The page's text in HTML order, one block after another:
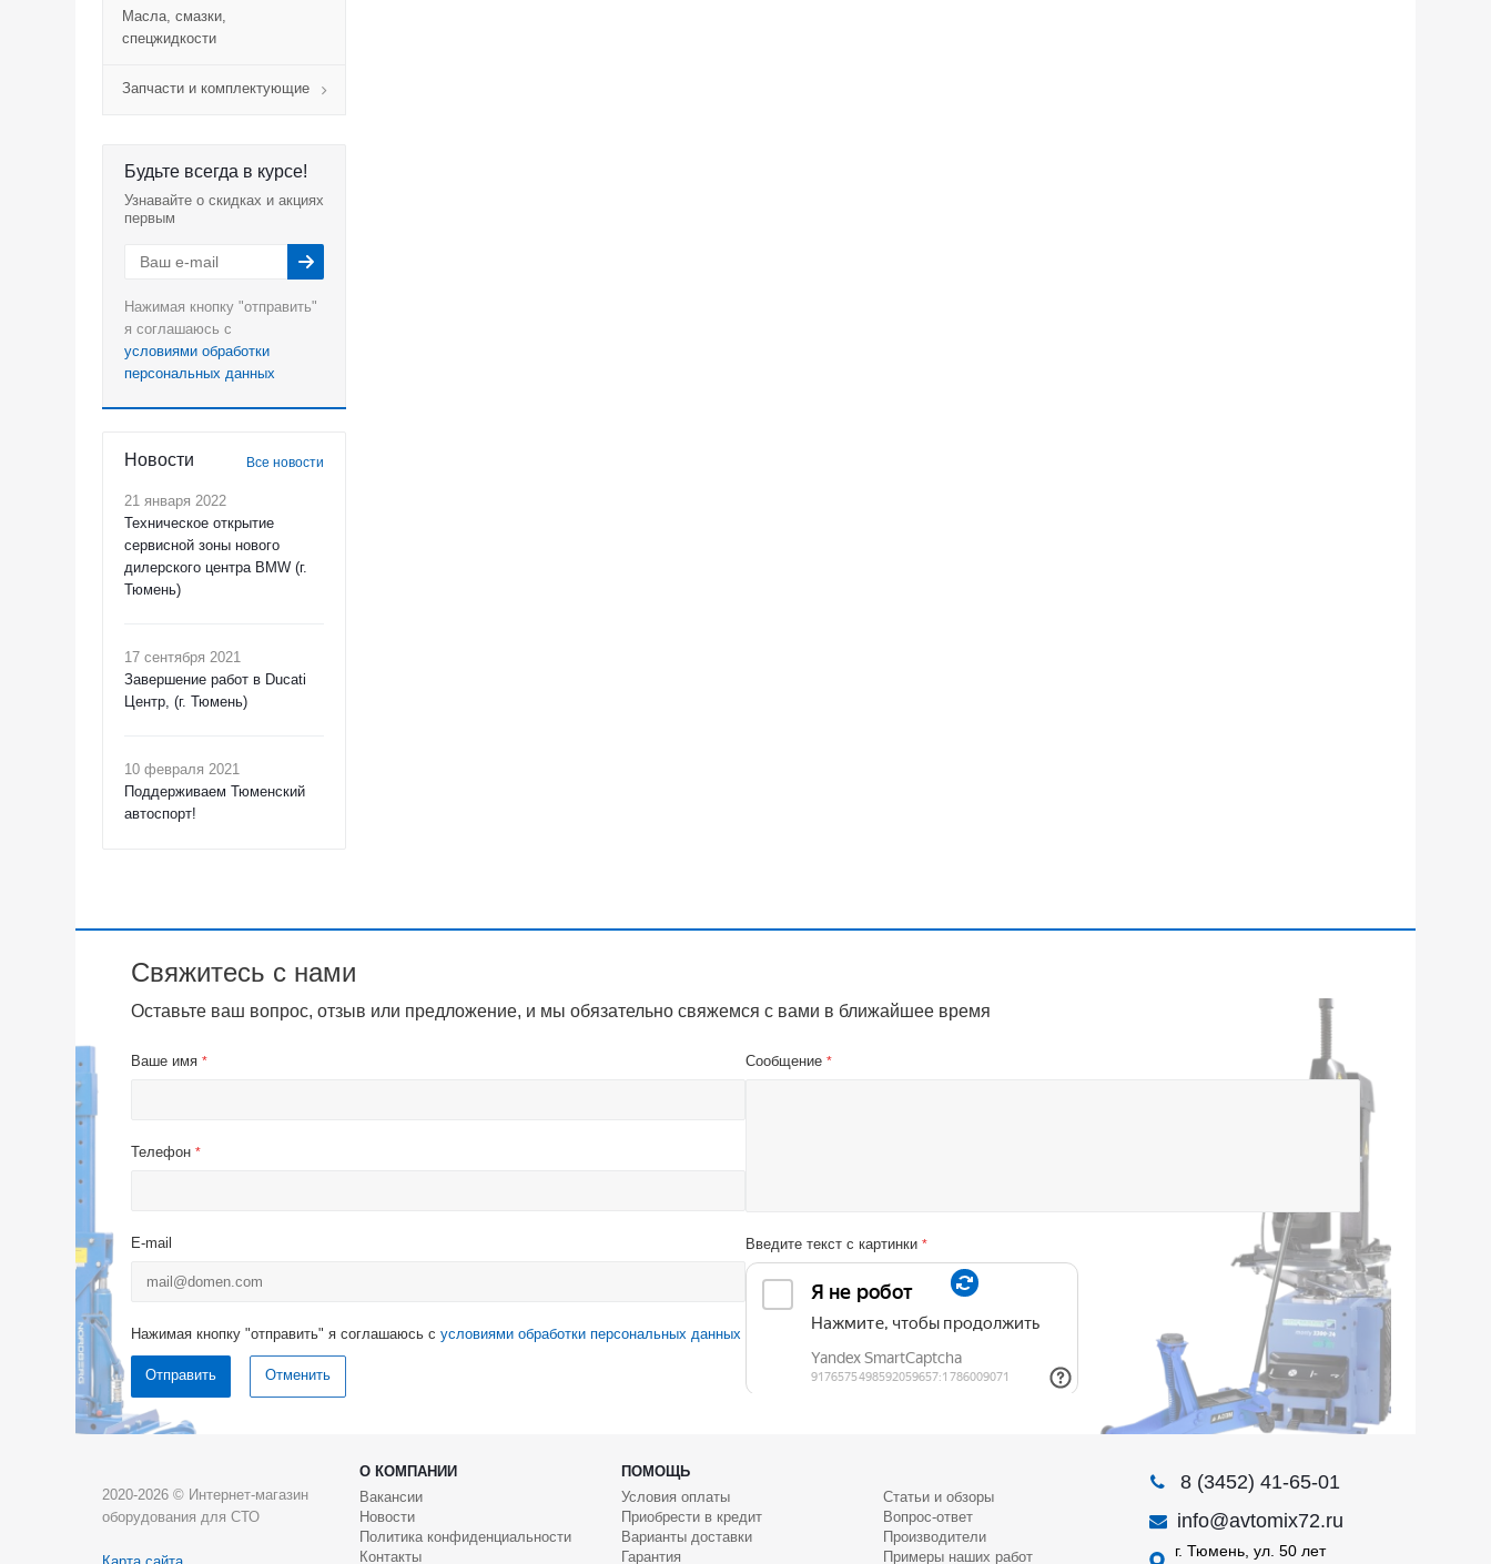
Масла, смазки,
спецжидкости
Запчасти и комплектующие
Будьте всегда в курсе!
Узнавайте о скидках и акциях
первым
Нажимая кнопку "отправить"
я соглашаюсь с
условиями обработки
персональных данных
Новости Все новости
21 января 2022
Техническое открытие
сервисной зоны нового
дилерского центра BMW (г.
Тюмень)
17 сентября 2021
Завершение работ в Ducati
Центр, (г. Тюмень)
10 февраля 2021
Поддерживаем Тюменский
автоспорт!
Свяжитесь с нами
Оставьте ваш вопрос, отзыв или предложение, и мы обязательно свяжемся с вами в ближайшее время
Ваше имя *
Телефон *
E-mail
Сообщение *
Введите текст с картинки *
Нажимая кнопку "отправить" я соглашаюсь с условиями обработки персональных данных
Отменить
2020-2026 © Интернет-магазин
оборудования для СТО
О КОМПАНИИ
ПОМОЩЬ
Вакансии
Новости
Политика конфиденциальности
Контакты
Условия оплаты
Приобрести в кредит
Варианты доставки
Гарантия
Статьи и обзоры
Вопрос-ответ
Производители
Примеры наших работ
8 (3452) 41-65-01
info@avtomix72.ru
г. Тюмень, ул. 50 лет